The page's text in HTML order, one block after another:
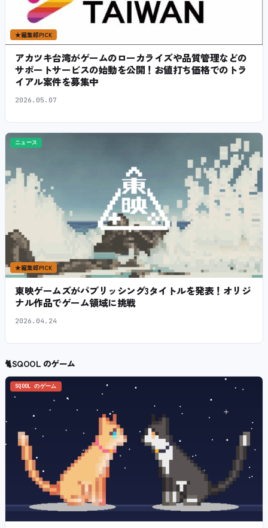
★編集部PICK
アカツキ台湾がゲームのローカライズや品質管理などの
サポートサービスの始動を公開！お値打ち価格でのトラ
イアル案件を募集中
2026.05.07
ニュース
★編集部PICK
東映ゲームズがパブリッシング3タイトルを発表！オリジ
ナル作品でゲーム領域に挑戦
2026.04.24
🐈SQOOL のゲーム
SQOOL のゲーム